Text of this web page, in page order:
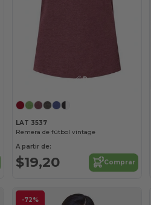
¡Personalízalo!
LAT 3537
Remera de fútbol vintage
A partir de:
$19,20 Comprar
-72%